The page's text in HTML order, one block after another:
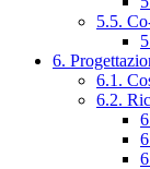
5.5.
6.
6.1.
6.2.